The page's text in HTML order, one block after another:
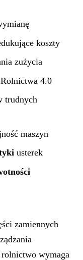
koszty
zużycia
4.0
trudnych
maszyn
usterek
zamiennych
rolnictwo wymaga